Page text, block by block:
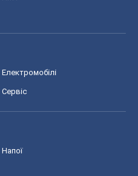
Електромобілі
Сервіс
Напої